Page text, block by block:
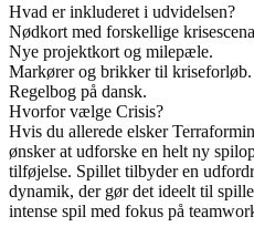
Hvad er inkluderet i udvidelsen?
Nødkort med forskellige
Nye projektkort og milepæle.
Markører og brikker til kriseforløb.
Regelbog på dansk.
Hvorfor vælge Crisis?
Hvis du allerede elsker
ønsker at udforske en helt ny
tilføjelse. Spillet tilbyder en
dynamik, der gør det ideelt til
intense spil med fokus på